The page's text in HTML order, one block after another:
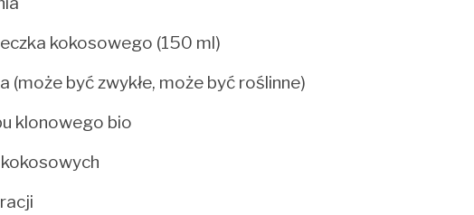
kokosowego (150 ml)
(może być zwykłe, może być roślinne)
klonowego bio